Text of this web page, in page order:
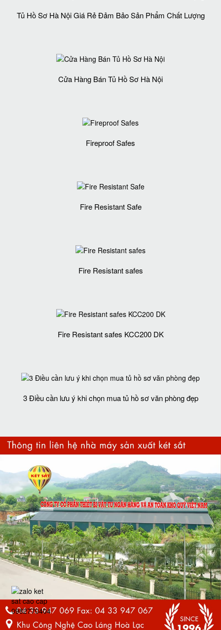
Tủ Hồ Sơ Hà Nội Giá Rẻ Đảm Bảo Sản Phẩm Chất Lượng‎
Cửa Hàng Bán Tủ Hồ Sơ Hà Nội
Fireproof Safes
Fire Resistant Safe
Fire Resistant safes
Fire Resistant safes KCC200 DK
3 Điều cần lưu ý khi chọn mua tủ hồ sơ văn phòng đẹp